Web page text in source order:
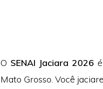
O SENAI Jaciara 2026
Mato Grosso. Você